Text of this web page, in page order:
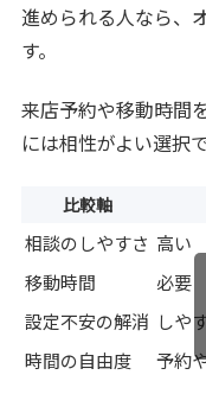
進められる人なら、
す。
来店予約や移動時間
には相性がよい選択で
比較軸
相談のしやすさ 高い
移動時間
必要
設定不安の解消 しや
時間の自由度
予約